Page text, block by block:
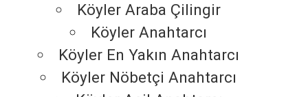
Köyler Araba Çilingir
Köyler Anahtarcı
Köyler En Yakın Anahtarcı
Köyler Nöbetçi Anahtarcı